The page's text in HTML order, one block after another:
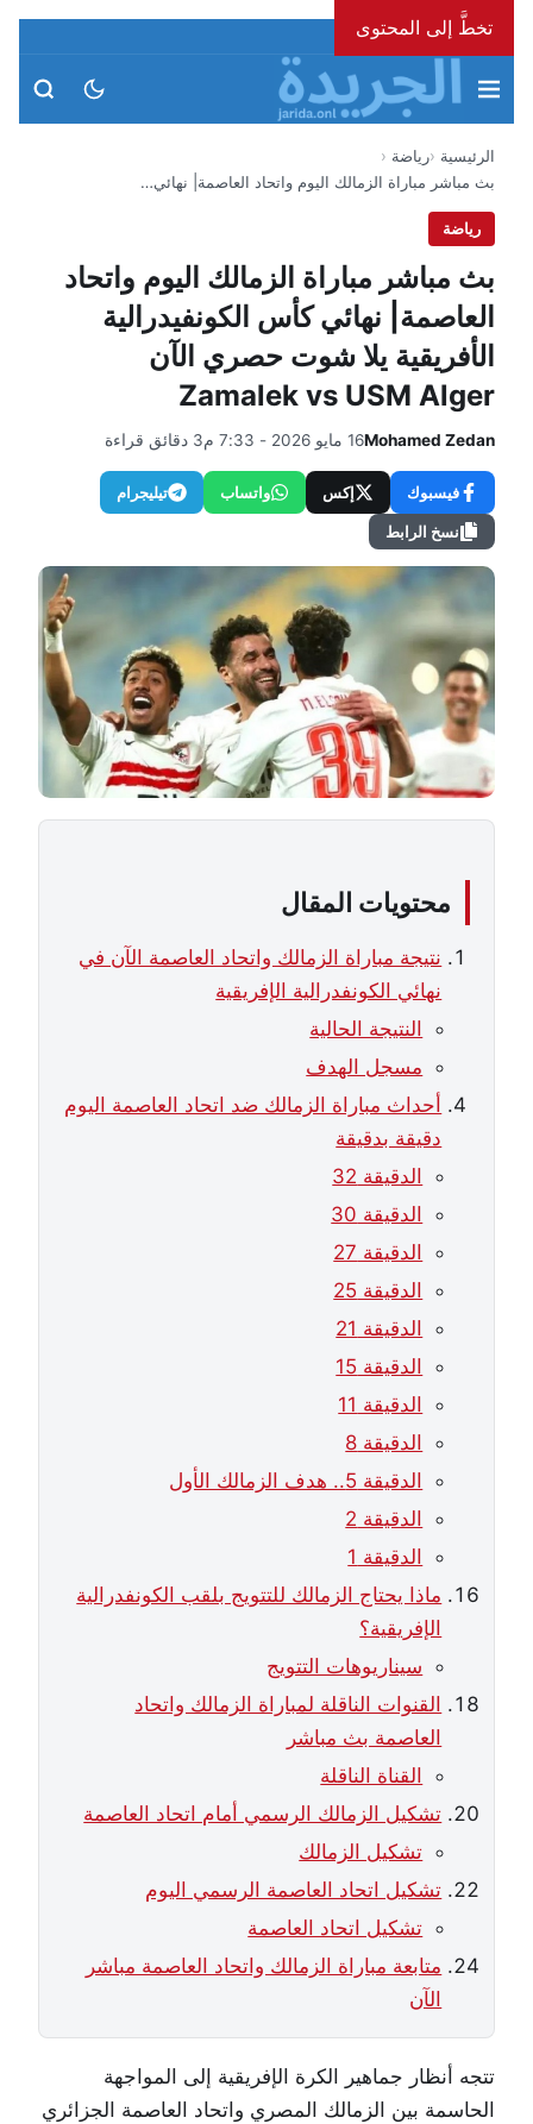
تخطَّ إلى المحتوى
السبت، 8 أغسطس 2026
الرئيسية
رياضة
بث مباشر مباراة الزمالك اليوم واتحاد العاصمة| نهائي…
رياضة
بث مباشر مباراة الزمالك اليوم واتحاد
العاصمة| نهائي كأس الكونفيدرالية
الأفريقية يلا شوت حصري الآن
Zamalek vs USM Alger
Mohamed Zedan16 مايو 2026 - 7:33 م 3 دقائق قراءة
فيسبوك إكس واتساب تيليجرام
نسخ الرابط
محتويات المقال
نتيجة مباراة الزمالك واتحاد العاصمة الآن في
نهائي الكونفدرالية الإفريقية
النتيجة الحالية
مسجل الهدف
أحداث مباراة الزمالك ضد اتحاد العاصمة اليوم
دقيقة بدقيقة
الدقيقة 32
الدقيقة 30
الدقيقة 27
الدقيقة 25
الدقيقة 21
الدقيقة 15
الدقيقة 11
الدقيقة 8
الدقيقة 5.. هدف الزمالك الأول
الدقيقة 2
الدقيقة 1
ماذا يحتاج الزمالك للتتويج بلقب الكونفدرالية
الإفريقية؟
سيناريوهات التتويج
القنوات الناقلة لمباراة الزمالك واتحاد
العاصمة بث مباشر
القناة الناقلة
تشكيل الزمالك الرسمي أمام اتحاد العاصمة
تشكيل الزمالك
تشكيل اتحاد العاصمة الرسمي اليوم
تشكيل اتحاد العاصمة
متابعة مباراة الزمالك واتحاد العاصمة مباشر
الآن
تتجه أنظار جماهير الكرة الإفريقية إلى المواجهة
الحاسمة بين الزمالك المصري واتحاد العاصمة الجزائري